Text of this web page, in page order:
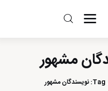
Tag: نویسندگان مشهور